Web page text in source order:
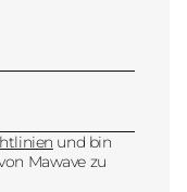
und bin
Mawave zu